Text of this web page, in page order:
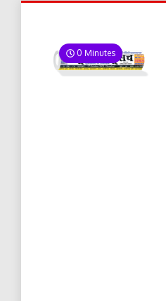
0 Minutes